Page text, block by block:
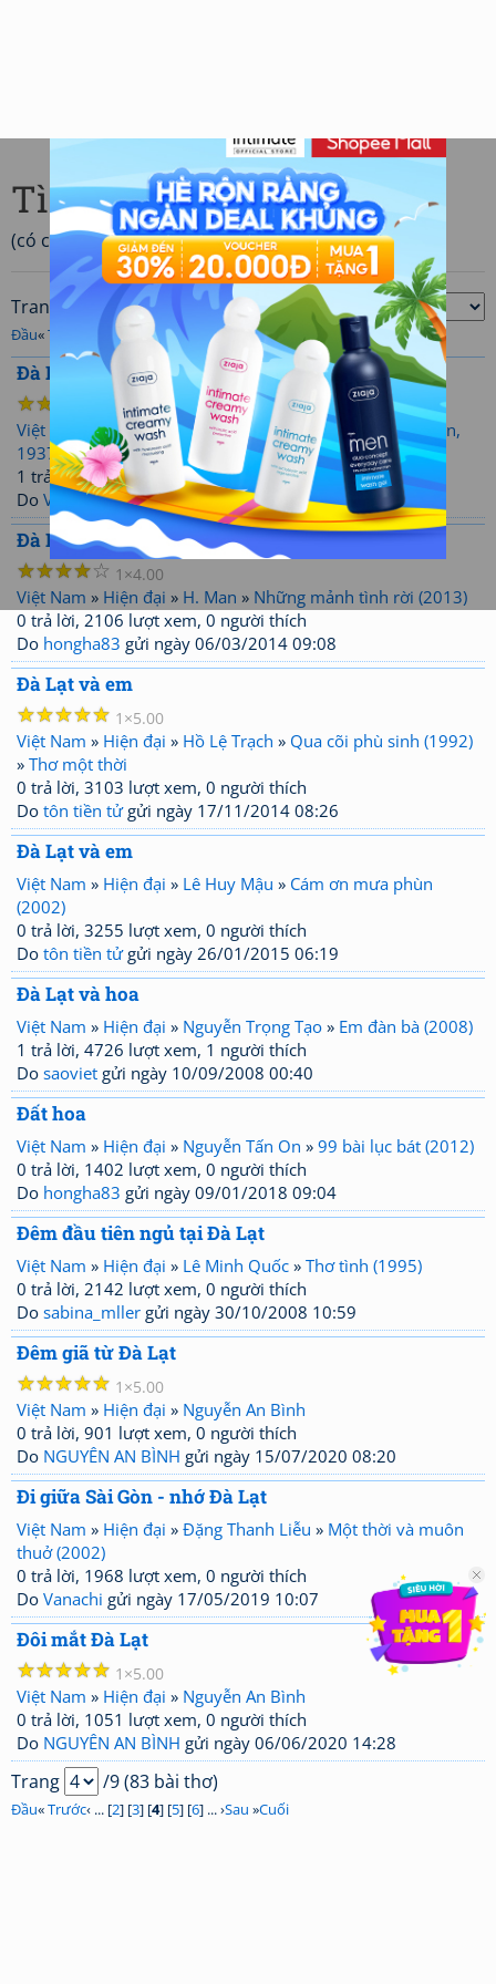
Tìm thơ
(có các từ khoáĐà Lạt)
Xếp theo:
Trang /9 (83 bài thơ)
Đầu«Trước 2] [ 4 ] [5] [ ] ... › »Cuối
Đà Lạt trăng mờ
☆
☆ 67 4.43
Việt Nam »Hiện đại»Hàn Mặc Tử»Đau thương (Thơ điên,
1937)»Phần 1: Hương thơm
1 trả lời, 162329 lượt xem, 28 người thích
Do Vanachigửi ngày 26/06/2005 20:11
Đà Lạt và em
☆
☆
☆
☆
☆ 1 4.00
Việt Nam » Hiện đại » H. Man » Những mảnh tình rời (2013)
0 trả lời, 2106 lượt xem, 0 người thích
Do hongha83 gửi ngày 06/03/2014 09:08
Đà Lạt và em
☆
☆
☆
☆
☆ 1 5.00
Việt Nam » Hiện đại » Hồ Lệ Trạch » Qua cõi phù sinh (1992)
» Thơ một thời
0 trả lời, 3103 lượt xem, 0 người thích
Do tôn tiền tửgửi ngày 17/11/2014 08:26
Đà Lạt và em
Việt Nam » Hiện đại » Lê Huy Mậu » Cám ơn mưa phùn
(2002)
0 trả lời, 3255 lượt xem, 0 người thích
Do tôn tiền tửgửi ngày 26/01/2015 06:19
Đà Lạt và hoa
Việt Nam » Hiện đại » Nguyễn Trọng Tạo » Em đàn bà (2008)
1 trả lời, 4726 lượt xem, 1 người thích
Do saoviet gửi ngày 10/09/2008 00:40
Đất hoa
Việt Nam » Hiện đại » Nguyễn Tấn On » 99 bài lục bát (2012)
0 trả lời, 1402 lượt xem, 0 người thích
Do hongha83 gửi ngày 09/01/2018 09:04
Đêm đầu tiên ngủ tại Đà Lạt
Việt Nam » Hiện đại » Lê Minh Quốc » Thơ tình (1995)
0 trả lời, 2142 lượt xem, 0 người thích
Do sabina_mller gửi ngày 30/10/2008 10:59
Đêm giã từ Đà Lạt
☆
☆
☆
☆
☆ 1 5.00
Việt Nam » Hiện đại » Nguyễn An Bình
0 trả lời, 901 lượt xem, 0 người thích
Do NGUYÊN AN BÌNH gửi ngày 15/07/2020 08:20
Đi giữa Sài Gòn - nhớ Đà Lạt
Việt Nam » Hiện đại » Đặng Thanh Liễu » Một thời và muôn
thuở (2002)
0 trả lời, 1968 lượt xem, 0 người thích
Do Vanachi gửi ngày 17/05/2019 10:07
Đôi mắt Đà Lạt
☆
☆
☆
☆
☆ 1 5.00
Việt Nam » Hiện đại » Nguyễn An Bình
0 trả lời, 1051 lượt xem, 0 người thích
Do NGUYÊN AN BÌNH gửi ngày 06/06/2020 14:28
Trang /9 (83 bài thơ)
Đầu«Trước‹ ... [2] [3] [4] [5] [6] ... ›Sau »Cuối